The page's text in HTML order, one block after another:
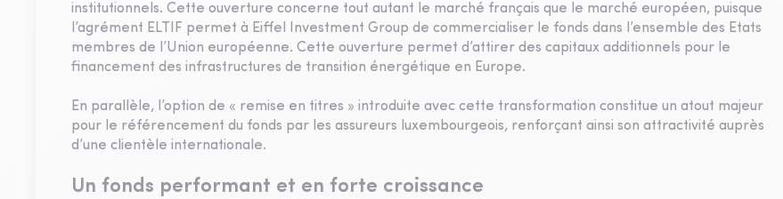
institutionnels. Cette ouverture concerne tout autant le marché français que le marché européen, puisque
l’agrément ELTIF permet à Eiffel Investment Group de commercialiser le fonds dans l’ensemble des Etats
membres de l’Union européenne. Cette ouverture permet d’attirer des capitaux additionnels pour le
financement des infrastructures de transition énergétique en Europe.
En parallèle, l’option de « remise en titres » introduite avec cette transformation constitue un atout majeur
pour le référencement du fonds par les assureurs luxembourgeois, renforçant ainsi son attractivité auprès
d’une clientèle internationale.
Un fonds performant et en forte croissance